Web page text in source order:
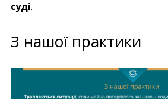
суді.
З нашої практики